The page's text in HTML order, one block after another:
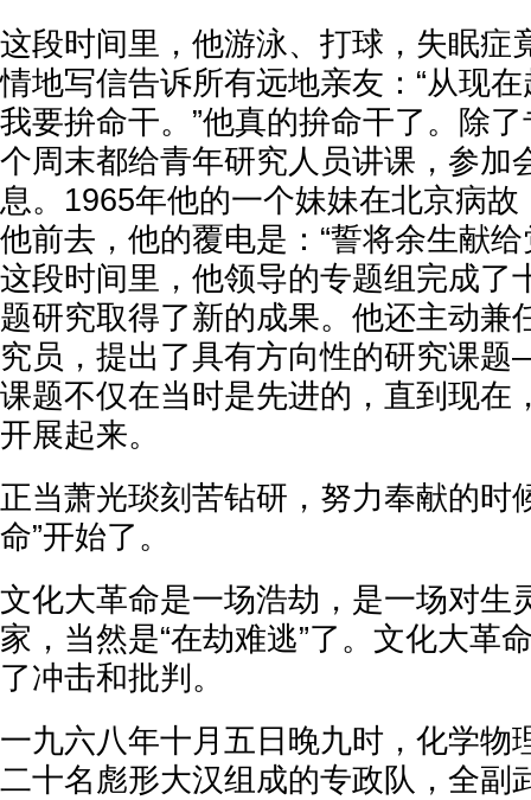
这段时间里，他游泳、打球，失眠症
情地写信告诉所有远地亲友：“从现
我要拚命干。”他真的拚命干了。除
个周末都给青年研究人员讲课，参加
息。1965年他的一个妹妹在北京病
他前去，他的覆电是：“誓将余生献
这段时间里，他领导的专题组完成了
题研究取得了新的成果。他还主动兼
究员，提出了具有方向性的研究课
课题不仅在当时是先进的，直到现在
开展起来。
正当萧光琰刻苦钻研，努力奉献的时
命”开始了。
文化大革命是一场浩劫，是一场对生
家，当然是“在劫难逃”了。文化大革
了冲击和批判。
一九六八年十月五日晚九时，化学物
二十名彪形大汉组成的专政队，全副